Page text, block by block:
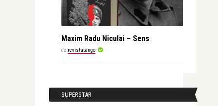
Maxim Radu Niculai – Sens
de revistatango
SUPERSTAR